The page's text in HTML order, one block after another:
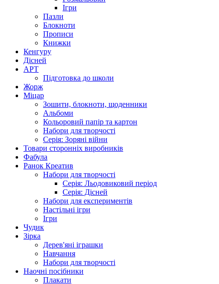
Ігри
Пазли
Блокноти
Прописи
Книжки
Кенгуру
Дісней
АРТ
Підготовка до школи
Жорж
Міцар
Зошити, блокноти, щоденники
Альбоми
Кольоровий папір та картон
Набори для творчості
Серія: Зоряні війни
Товари сторонніх виробників
Фабула
Ранок Креатив
Набори для творчості
Серія: Льодовиковий період
Серія: Дісней
Набори для експериментів
Настільні ігри
Ігри
Чудик
Зірка
Дерев'яні іграшки
Навчання
Набори для творчості
Наочні посібники
Плакати